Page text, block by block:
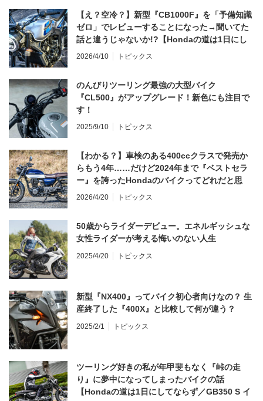
【え？空冷？】新型『CB1000F』を「予備知識
ゼロ」でレビューすることになった→聞いてた
話と違うじゃないか!?【Hondaの道は1日にし
てならず／CB1000F ①第一印象 編】
2026/4/10 トピックス
のんびりツーリング最強の大型バイク
『CL500』がアップグレード！新色にも注目で
す！
2025/9/10 トピックス
【わかる？】車検のある400ccクラスで発売か
らもう4年……だけど2024年まで『ベストセラ
ー』を誇ったHondaのバイクってどれだと思
う？
2026/4/20 トピックス
50歳からライダーデビュー。エネルギッシュな
女性ライダーが考える悔いのない人生
2025/4/20 トピックス
新型『NX400』ってバイク初心者向けなの？ 生
産終了した『400X』と比較して何が違う？
2025/2/1 トピックス
ツーリング好きの私が年甲斐もなく『峠の走
り』に夢中になってしまったバイクの話
【Hondaの道は1日にしてならず／GB350 S イ